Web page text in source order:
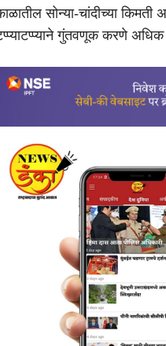
सोन्या-चांदीच्या
गुंतवणूक करणे